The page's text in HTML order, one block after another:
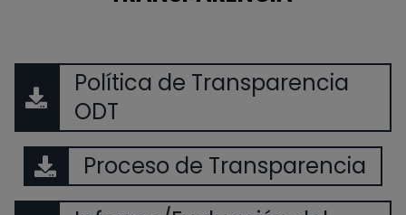
Política de Transparencia
ODT
Proceso de Transparencia